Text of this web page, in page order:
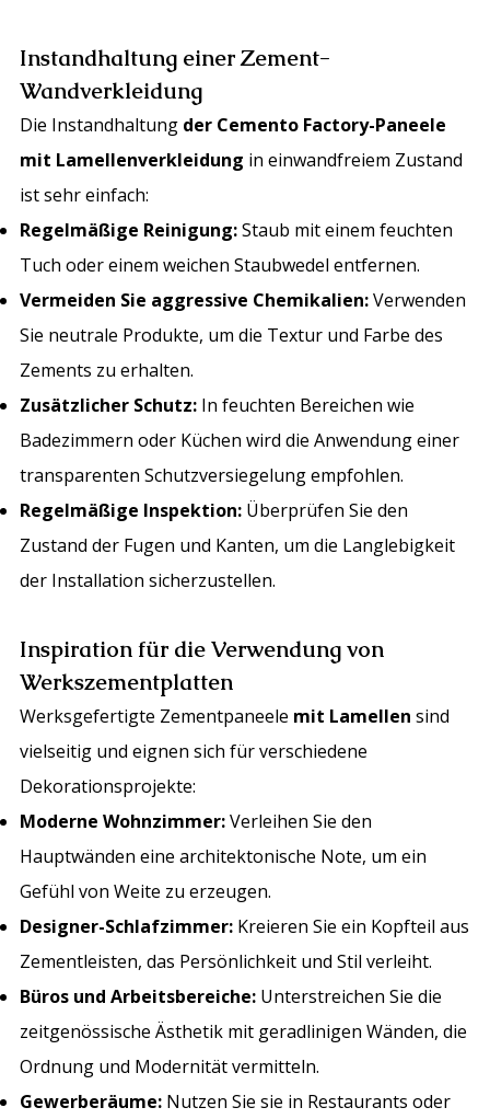
Instandhaltung einer Zement-
Wandverkleidung
Die Instandhaltung der Cemento Factory-Paneele
mit Lamellenverkleidung in einwandfreiem Zustand
ist sehr einfach:
Regelmäßige Reinigung:Staub mit einem feuchten
Tuch oder einem weichen Staubwedel entfernen.
Vermeiden Sie aggressive Chemikalien:Verwenden
Sie neutrale Produkte, um die Textur und Farbe des
Zements zu erhalten.
Zusätzlicher Schutz: In feuchten Bereichen wie
Badezimmern oder Küchen wird die Anwendung einer
transparenten Schutzversiegelung empfohlen.
Regelmäßige Inspektion: Überprüfen Sie den
Zustand der Fugen und Kanten, um die Langlebigkeit
der Installation sicherzustellen.
Inspiration für die Verwendung von
Werkszementplatten
Werksgefertigte Zementpaneele mit Lamellen sind
vielseitig und eignen sich für verschiedene
Dekorationsprojekte:
Moderne Wohnzimmer:Verleihen Sie den
Hauptwänden eine architektonische Note, um ein
Gefühl von Weite zu erzeugen.
Designer-Schlafzimmer: Kreieren Sie ein Kopfteil aus
Zementleisten, das Persönlichkeit und Stil verleiht.
Büros und Arbeitsbereiche: Unterstreichen Sie die
zeitgenössische Ästhetik mit geradlinigen Wänden, die
Ordnung und Modernität vermitteln.
Gewerberäume: Nutzen Sie sie in Restaurants oder